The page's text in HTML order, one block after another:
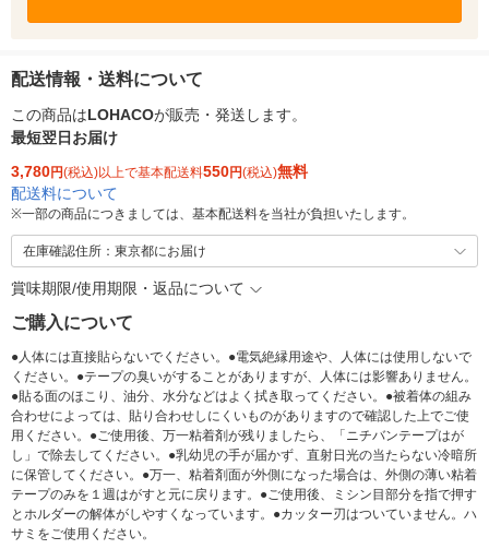
配送情報・送料について
この商品はLOHACOが販売・発送します。
最短翌日お届け
3,780円(税込)以上で基本配送料550円(税込)無料
配送料について
※一部の商品につきましては、基本配送料を当社が負担いたします。
在庫確認住所：東京都にお届け
賞味期限/使用期限・返品について
ご購入について
●人体には直接貼らないでください。●電気絶縁用途や、人体には使用しないで
ください。●テープの臭いがすることがありますが、人体には影響ありません。
●貼る面のほこり、油分、水分などはよく拭き取ってください。●被着体の組み
合わせによっては、貼り合わせしにくいものがありますので確認した上でご使
用ください。●ご使用後、万一粘着剤が残りましたら、「ニチバンテープはが
し」で除去してください。●乳幼児の手が届かず、直射日光の当たらない冷暗所
に保管してください。●万一、粘着剤面が外側になった場合は、外側の薄い粘着
テープのみを１週はがすと元に戻ります。●ご使用後、ミシン目部分を指で押す
とホルダーの解体がしやすくなっています。●カッター刃はついていません。ハ
サミをご使用ください。